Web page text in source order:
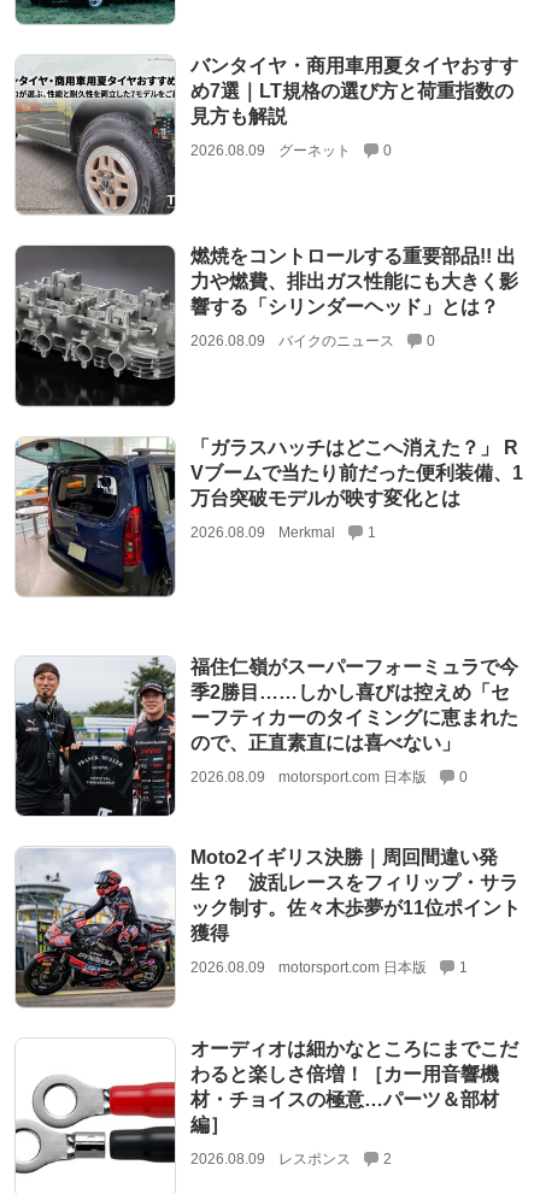
バンタイヤ・商用車用夏タイヤおすす
め7選｜LT規格の選び方と荷重指数の
見方も解説
2026.08.09 グーネット 0
燃焼をコントロールする重要部品!! 出
力や燃費、排出ガス性能にも大きく影
響する「シリンダーヘッド」とは？
2026.08.09 バイクのニュース 0
「ガラスハッチはどこへ消えた？」 R
Vブームで当たり前だった便利装備、1
万台突破モデルが映す変化とは
2026.08.09 Merkmal 1
福住仁嶺がスーパーフォーミュラで今
季2勝目……しかし喜びは控えめ「セ
ーフティカーのタイミングに恵まれた
ので、正直素直には喜べない」
2026.08.09 motorsport.com 日本版 0
Moto2イギリス決勝｜周回間違い発
生？ 波乱レースをフィリップ・サラ
ック制す。佐々木歩夢が11位ポイント
獲得
2026.08.09 motorsport.com 日本版 1
オーディオは細かなところにまでこだ
わると楽しさ倍増！［カー用音響機
材・チョイスの極意…パーツ＆部材
編］
2026.08.09 レスポンス 2